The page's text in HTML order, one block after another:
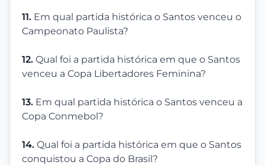
11. Em qual partida histórica o Santos venceu o
Campeonato Paulista?
12. Qual foi a partida histórica em que o Santos
venceu a Copa Libertadores Feminina?
13. Em qual partida histórica o Santos venceu a
Copa Conmebol?
14. Qual foi a partida histórica em que o Santos
conquistou a Copa do Brasil?